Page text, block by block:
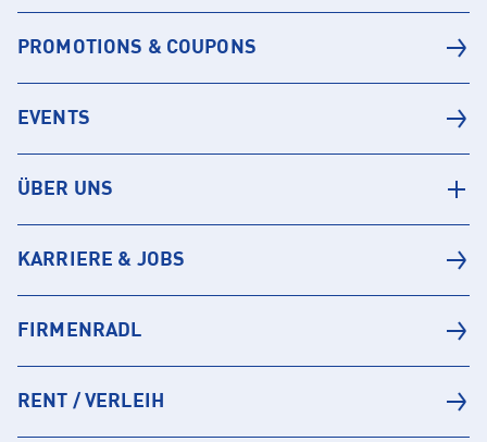
PROMOTIONS & COUPONS
EVENTS
ÜBER UNS
KARRIERE & JOBS
FIRMENRADL
RENT / VERLEIH